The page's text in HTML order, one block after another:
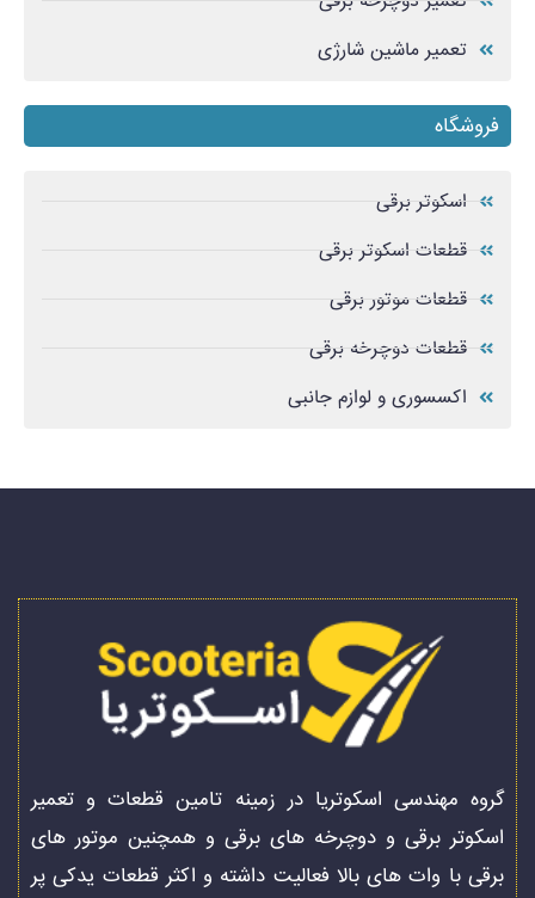
تعمیر ماشین شارژی
فروشگاه
اسکوتر برقی
قطعات اسکوتر برقی
قطعات موتور برقی
قطعات دوچرخه برقی
اکسسوری و لوازم جانبی
گروه مهندسی اسکوتریا در زمینه تامین قطعات و تعمیر
اسکوتر برقی و دوچرخه های برقی و همچنین موتور های
برقی با وات های بالا فعالیت داشته و اکثر قطعات یدکی پر